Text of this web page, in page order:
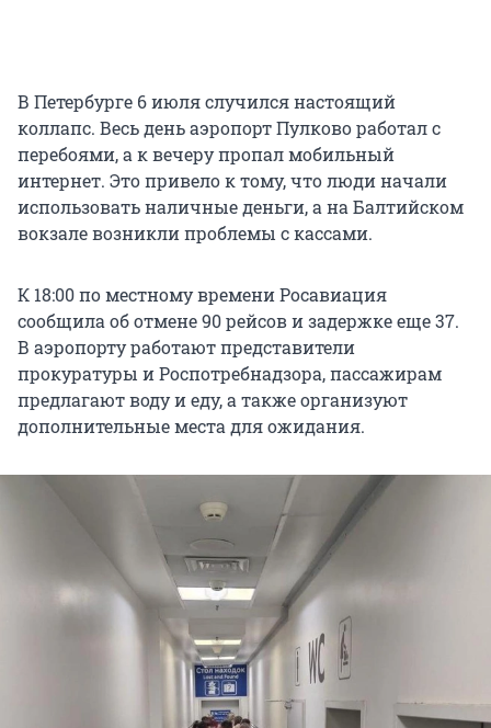
В Петербурге 6 июля случился настоящий
коллапс. Весь день аэропорт Пулково работал с
перебоями, а к вечеру пропал мобильный
интернет. Это привело к тому, что люди начали
использовать наличные деньги, а на Балтийском
вокзале возникли проблемы с кассами.
К 18:00 по местному времени Росавиация
сообщила об отмене 90 рейсов и задержке еще 37.
В аэропорту работают представители
прокуратуры и Роспотребнадзора, пассажирам
предлагают воду и еду, а также организуют
дополнительные места для ожидания.